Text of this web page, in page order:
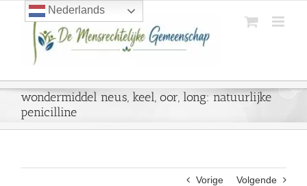
wondermiddel neus, keel, oor, long: natuurlijke
penicilline
Vorige Volgende
Nederlands